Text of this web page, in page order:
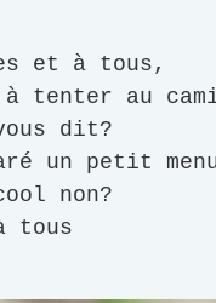
et à tous,
à tenter au
dit?
un petit
non?
tous